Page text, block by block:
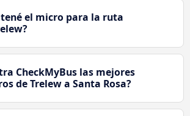
el micro para la ruta
CheckMyBus las mejores
de Trelew a Santa Rosa?